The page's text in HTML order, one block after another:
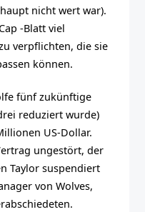
nicht wert war).
-Blatt viel
verpflichten, die sie
können.
fünf zukünftige
reduziert wurde)
US-Dollar.
ungestört, der
Taylor suspendiert
von Wolves,